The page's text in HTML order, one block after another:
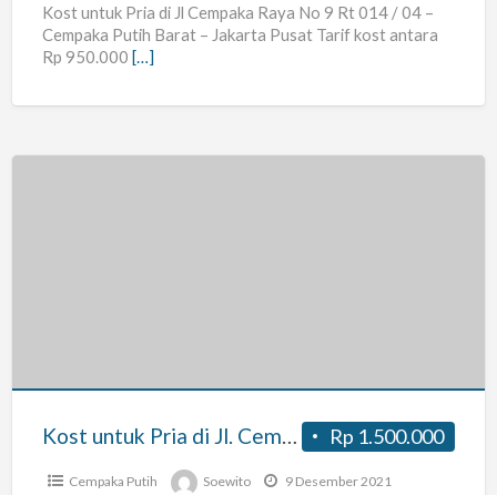
Kost untuk Pria di Jl Cempaka Raya No 9 Rt 014 / 04 –
Cempaka Putih Barat – Jakarta Pusat Tarif kost antara
Rp 950.000 […]
Raya
Rp 1.500.000
Cempaka Putih Soewito 9 Desember 2021